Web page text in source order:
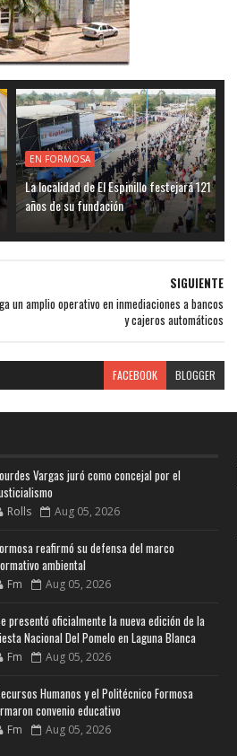
EN FORMOSA
La localidad de El Espinillo festejará 121
años de su fundación
SIGUIENTE
un amplio operativo en inmediaciones a bancos
y cajeros automáticos
FACEBOOK BLOGGER
Vargas juró como concejal por el
Rolls Aug 05, 2026
reafirmó su defensa del marco
ambiental
Fm Aug 05, 2026
presentó oficialmente la nueva edición de la
Nacional Del Pomelo en Laguna Blanca
Fm Aug 05, 2026
Humanos y el Politécnico Formosa
convenio educativo
Fm Aug 05, 2026